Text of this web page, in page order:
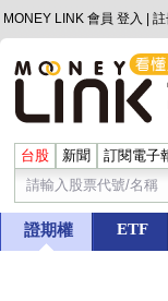
MONEY LINK 會員 登入
台股 新聞 訂閱電子
證期權 ETF